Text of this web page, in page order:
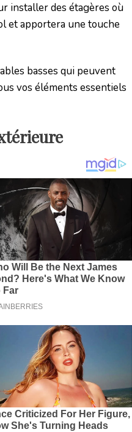
installer des étagères où
et apportera une touche
basses qui peuvent
vos éléments essentiels